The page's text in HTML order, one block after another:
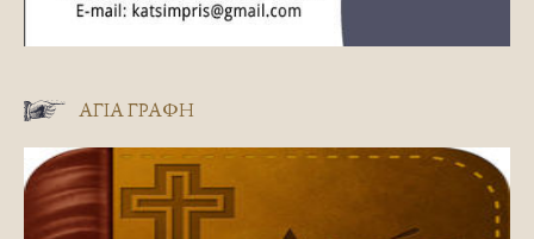
ΑΓΊΑ ΓΡΑΦΉ